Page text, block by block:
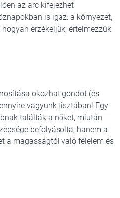
az arc kifejezhet
is igaz: a környezet,
érzékeljük, értelmezzük
okozhat gondot (és
vagyunk tisztában! Egy
találták a nőket, miután
befolyásolta, hanem a
a magasságtól való félelem és